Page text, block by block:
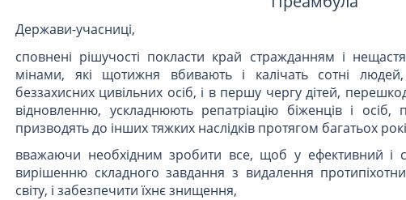
Держави-учасниці,
сповнені рішучості покласти край стражданням і
мінами, які щотижня вбивають і калічать сотні
беззахисних цивільних осіб, і в першу чергу дітей,
відновленню, ускладнюють репатріацію біженців і
призводять до інших тяжких наслідків протягом багатьох
вважаючи необхідним зробити все, щоб у ефективний і
вирішенню складного завдання з видалення
світу, і забезпечити їхнє знищення,